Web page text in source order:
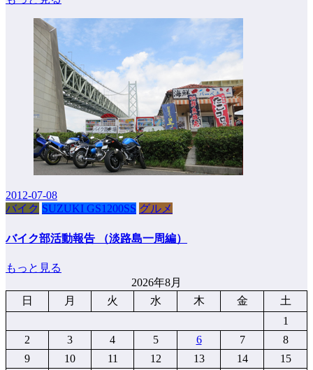
2012-07-08
バイク SUZUKI GS1200SS グルメ
バイク部活動報告 （淡路島一周編）
もっと見る
2026年8月
日
月 火 水 木 金
土
1
2
3 4 5 6 7
8
9
10 11 12 13 14
15